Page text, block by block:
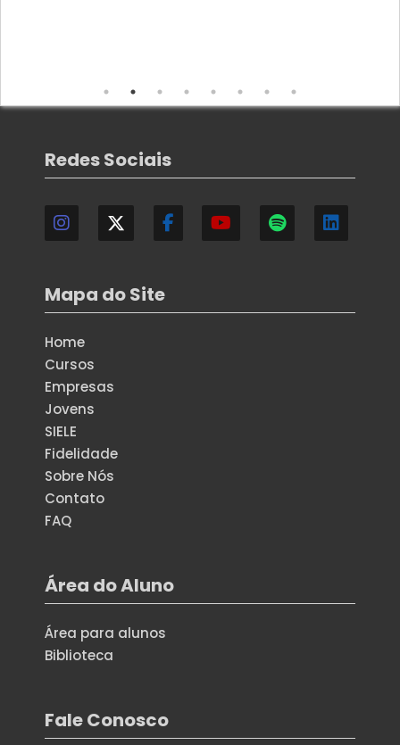
Redes Sociais
Mapa do Site
Home
Cursos
Empresas
Jovens
SIELE
Fidelidade
Sobre Nós
Contato
FAQ
Área do Aluno
Área para alunos
Biblioteca
Fale Conosco